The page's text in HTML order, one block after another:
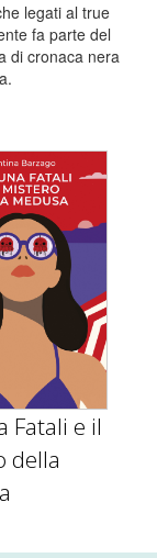
legati al true
fa parte del
di cronaca nera
Fatali e il
della